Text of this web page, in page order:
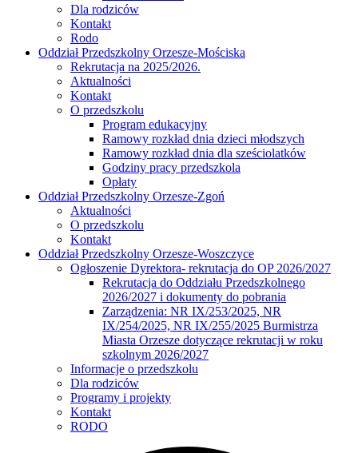
Dla rodziców
Kontakt
Rodo
Oddział Przedszkolny Orzesze-Mościska
Rekrutacja na 2025/2026.
Aktualności
Kontakt
O przedszkolu
Program edukacyjny
Ramowy rozkład dnia dzieci młodszych
Ramowy rozkład dnia dla sześciolatków
Godziny pracy przedszkola
Opłaty
Oddział Przedszkolny Orzesze-Zgoń
Aktualności
O przedszkolu
Kontakt
Oddział Przedszkolny Orzesze-Woszczyce
Ogłoszenie Dyrektora- rekrutacja do OP 2026/2027
Rekrutacja do Oddziału Przedszkolnego
2026/2027 i dokumenty do pobrania
Zarządzenia: NR IX/253/2025, NR
IX/254/2025, NR IX/255/2025 Burmistrza
Miasta Orzesze dotyczące rekrutacji w roku
szkolnym 2026/2027
Informacje o przedszkolu
Dla rodziców
Programy i projekty
Kontakt
RODO